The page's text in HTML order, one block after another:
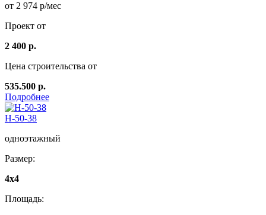
от 2 974 р/мес
Проект от
2 400 р.
Цена строительства от
535.500 р.
Подробнее
Н-50-38
одноэтажный
Размер:
4x4
Площадь: